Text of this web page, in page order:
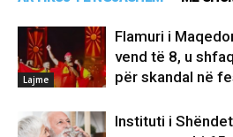
Lajme
Flamuri i
vend të 8, u
për skandal në
Instituti i